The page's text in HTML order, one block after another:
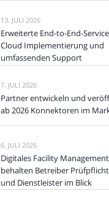
13. JULI 2026
Erweiterte End-to-End-
Cloud Implementierung und
umfassenden Support
7. JULI 2026
Partner entwickeln und
ab 2026 Konnektoren im
6. JULI 2026
Digitales Facility
behalten Betreiber
und Dienstleister im Blick